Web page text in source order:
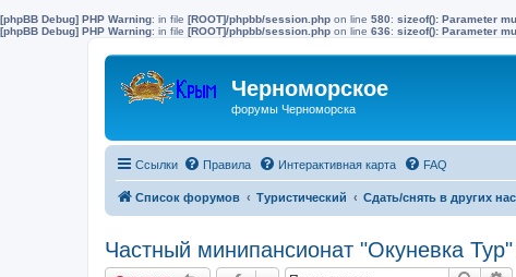
[phpBB Debug] PHP Warning: in file [ROOT]/phpbb/session.php on line 580: sizeof(): Parameter
[phpBB Debug] PHP Warning: in file [ROOT]/phpbb/session.php on line 636: sizeof(): Parameter
Черноморское
форумы Черноморска
Ссылки Правила Интерактивная карта FAQ
Список форумов Туристический Сдать/снять в других
Частный минипансионат "Окуневка